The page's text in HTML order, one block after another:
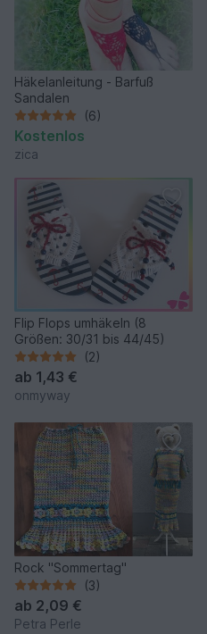
Häkelanleitung - Barfuß
Sandalen
(6)
Kostenlos
zica
Flip Flops umhäkeln (8
Größen: 30/31 bis 44/45)
(2)
ab 1,43 €
onmyway
Rock "Sommertag"
(3)
ab 2,09 €
Petra Perle